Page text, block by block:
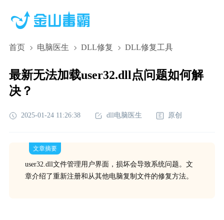
首页 电脑医生 DLL修复 DLL修复工具
最新无法加载user32.dll点问题如何解
决？
2025-01-24 11:26:38 dll电脑医生 原创
文章摘要
user32.dll文件管理用户界面，损坏会导致系统问题。文
章介绍了重新注册和从其他电脑复制文件的修复方法。